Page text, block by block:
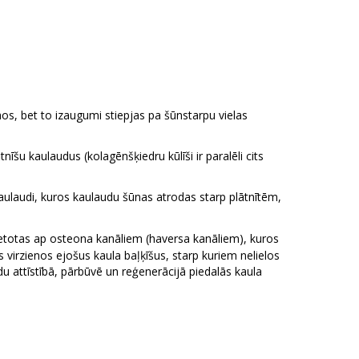
bet to izaugumi stiepjas pa šūnstarpu vielas
kaulaudus (kolagēnšķiedru kūlīši ir paralēli cits
kuros kaulaudu šūnas atrodas starp plātnītēm,
ap osteona kanāliem (haversa kanāliem), kuros
ejošus kaula baļķīšus, starp kuriem nelielos
attīstībā, pārbūvē un reģenerācijā piedalās kaula